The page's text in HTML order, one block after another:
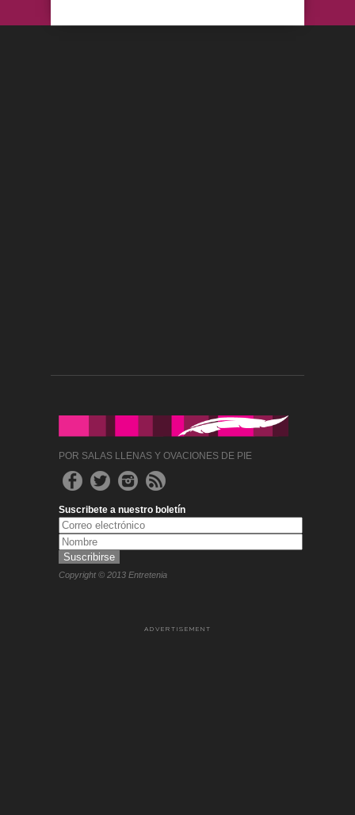
POR SALAS LLENAS Y OVACIONES DE PIE
Suscribete a nuestro boletín
Copyright © 2013 Entretenia
ADVERTISEMENT